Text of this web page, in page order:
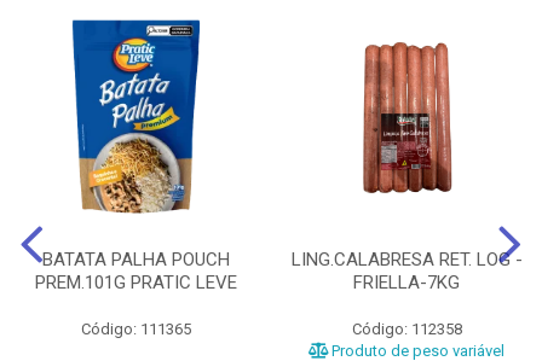
BATATA PALHA POUCH
PREM.101G PRATIC LEVE
Código: 111365
LING.CALABRESA RET. LOG -
FRIELLA-7KG
Código: 112358
Produto de peso variável